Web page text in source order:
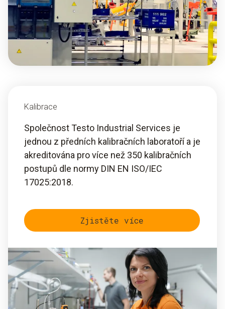
Kalibrace
Společnost Testo Industrial Services je
jednou z předních kalibračních laboratoří a je
akreditována pro více než 350 kalibračních
postupů dle normy DIN EN ISO/IEC
17025:2018.
Zjistěte více